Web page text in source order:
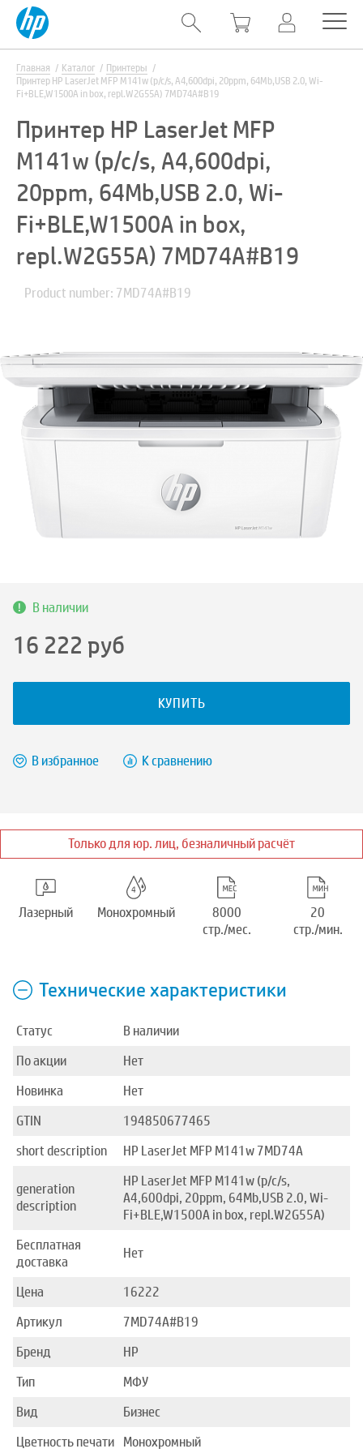
Главная Каталог
Принтеры
Принтер HP LaserJet MFP M141w (p/c/s, A4,600dpi, 20ppm, 64Mb,USB 2.0, Wi-
Fi+BLE,W1500A in box, repl.W2G55A) 7MD74A#B19
Принтер HP LaserJet MFP
M141w (p/c/s, A4,600dpi,
20ppm, 64Mb,USB 2.0, Wi-
Fi+BLE,W1500A in box,
repl.W2G55A) 7MD74A#B19
Product number: 7MD74A#B19
В наличии
16 222 руб
КУПИТЬ
В избранное К сравнению
Только для юр. лиц, безналичный расчёт
Лазерный Монохромный
8000
стр./мес.
20
стр./мин.
Технические характеристики
Статус
В наличии
По акции
Нет
Новинка
Нет
GTIN
194850677465
short description
HP LaserJet MFP M141w 7MD74A
generation
description
HP LaserJet MFP M141w (p/c/s,
A4,600dpi, 20ppm, 64Mb,USB 2.0, Wi-
Fi+BLE,W1500A in box, repl.W2G55A)
Бесплатная
доставка
Нет
Цена
16222
Артикул
7MD74A#B19
Бренд
HP
Тип
МФУ
Вид
Бизнес
Цветность печати Монохромный